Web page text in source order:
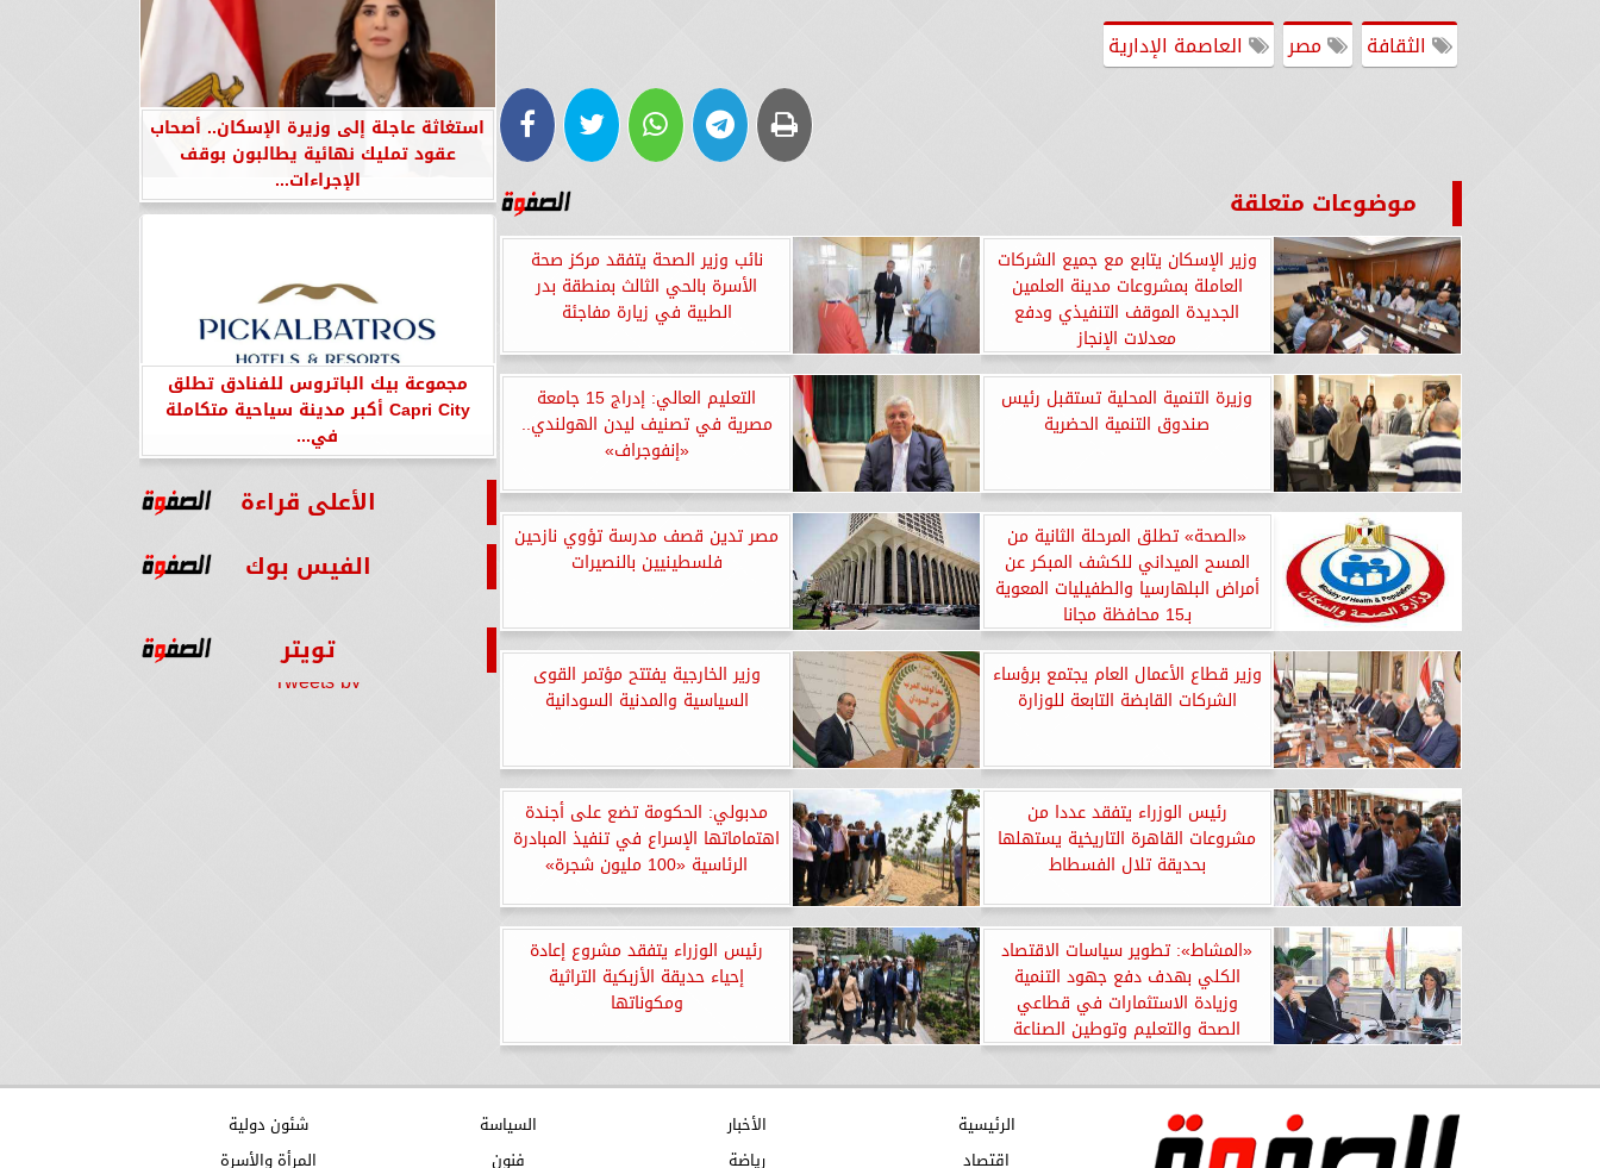
الثقافة
مصر العاصمة الإدارية
موضوعات متعلقة
وزير الإسكان يتابع مع جميع الشركات
العاملة بمشروعات مدينة العلمين
الجديدة الموقف التنفيذي ودفع
معدلات الإنجاز
نائب وزير الصحة يتفقد مركز صحة
الأسرة بالحي الثالث بمنطقة بدر
الطبية في زيارة مفاجئة
وزيرة التنمية المحلية تستقبل رئيس
صندوق التنمية الحضرية
التعليم العالي: إدراج 15 جامعة
مصرية في تصنيف ليدن الهولندي..
«إنفوجراف»
«الصحة» تطلق المرحلة الثانية من
المسح الميداني للكشف المبكر عن
أمراض البلهارسيا والطفيليات المعوية
بـ15 محافظة مجانا
مصر تدين قصف مدرسة تؤوي نازحين
فلسطينيين بالنصيرات
وزير قطاع الأعمال العام يجتمع برؤساء
الشركات القابضة التابعة للوزارة
وزير الخارجية يفتتح مؤتمر القوى
السياسية والمدنية السودانية
رئيس الوزراء يتفقد عددا من
مشروعات القاهرة التاريخية يستهلها
بحديقة تلال الفسطاط
مدبولي: الحكومة تضع على أجندة
اهتماماتها الإسراع في تنفيذ المبادرة
الرئاسية «100 مليون شجرة»
«المشاط»: تطوير سياسات الاقتصاد
الكلي بهدف دفع جهود التنمية
وزيادة الاستثمارات في قطاعي
الصحة والتعليم وتوطين الصناعة
رئيس الوزراء يتفقد مشروع إعادة
إحياء حديقة الأزبكية التراثية
ومكوناتها
استغاثة عاجلة إلى وزيرة الإسكان.. أصحاب
عقود تمليك نهائية يطالبون بوقف
الإجراءات...
مجموعة بيك الباتروس للفنادق تطلق
Capri City أكبر مدينة سياحية متكاملة
في...
الأعلى قراءة
الفيس بوك
تويتر
Tweets by
الرئيسية الأخبار السياسة
شئون دولية
اقتصاد
رياضة فنون المرأة والأسرة